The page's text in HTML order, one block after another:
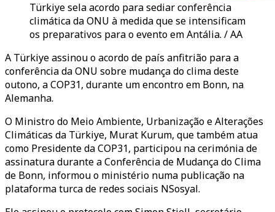
Türkiye sela acordo para sediar conferência
climática da ONU à medida que se intensificam
os preparativos para o evento em Antália. / AA
A Türkiye assinou o acordo de país anfitrião para a
conferência da ONU sobre mudança do clima deste
outono, a COP31, durante um encontro em Bonn, na
Alemanha.
O Ministro do Meio Ambiente, Urbanização e Alterações
Climáticas da Türkiye, Murat Kurum, que também atua
como Presidente da COP31, participou na cerimónia de
assinatura durante a Conferência de Mudança do Clima
de Bonn, informou o ministério numa publicação na
plataforma turca de redes sociais NSosyal.